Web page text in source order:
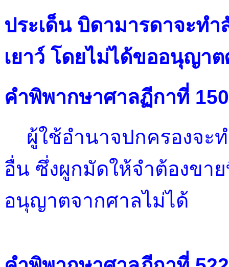
ประเด็น บิดามารดาจะท
เยาว์ โดยไม่ได้ขออนุญา
คำพิพากษาศาลฏีกาที่
ผู้ใช้อำนาจปกครองจะ
อื่น ซึ่งผูกมัดให้จำต้องขา
อนุญาตจากศาลไม่ได้